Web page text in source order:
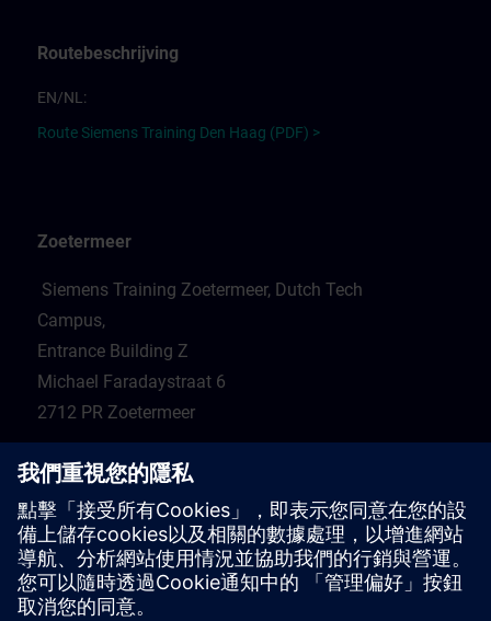
Routebeschrijving
EN/NL:
Route Siemens Training Den Haag (PDF) >
Zoetermeer
Siemens Training Zoetermeer, Dutch Tech
Campus,
Entrance Building Z
Michael Faradaystraat 6
2712 PR Zoetermeer
Routebeschrijving
NL:
Routebeschrijving DTC nieuwe locatie Zoetermeer
(PDF) >